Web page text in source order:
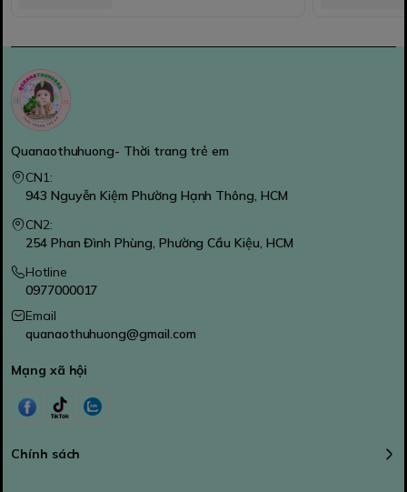
Quanaothuhuong- Thời trang trẻ em
CN1:
943 Nguyễn Kiệm Phường Hạnh Thông, HCM
CN2:
254 Phan Đình Phùng, Phường Cầu Kiệu, HCM
Hotline
0977000017
Email
quanaothuhuong@gmail.com
Mạng xã hội
Chính sách